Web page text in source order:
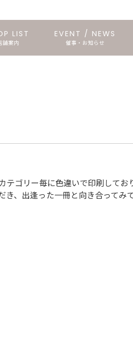
LIST
舗案内
EVENT / NEWS
催事・お知らせ
ゴリー毎に色違いで印刷してお
、出逢った一冊と向き合ってみ